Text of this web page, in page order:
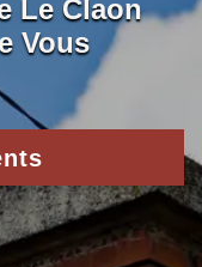
Le Claon
Vous